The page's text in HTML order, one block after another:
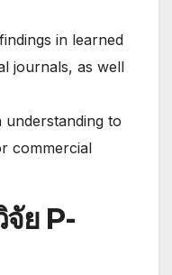
in learned
journals, as well
to
commercial
ย P-